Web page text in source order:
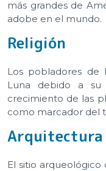
más grandes de
adobe en el mundo.
Religión
Los pobladores de
Luna debido a
crecimiento de las
como marcador del
Arquitectura
El sitio arqueológico